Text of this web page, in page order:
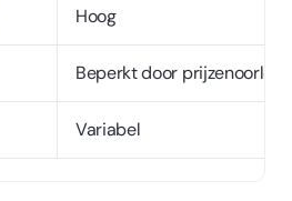
Hoog
Beperkt door prijzenoorlog
Variabel